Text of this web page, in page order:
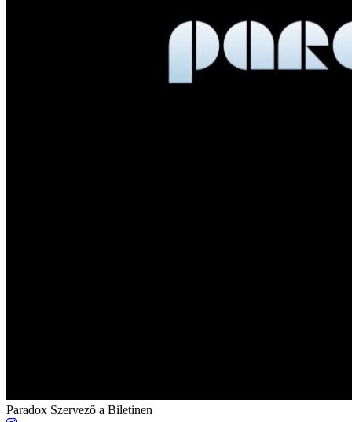
Paradox Szervező a Biletinen